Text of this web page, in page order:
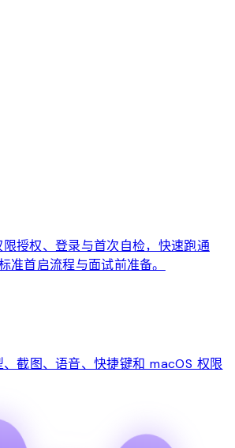
授权、登录与首次自检，快速跑通
首启流程与面试前准备。
截图、语音、快捷键和 macOS 权限